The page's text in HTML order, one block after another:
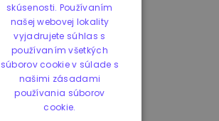
skúsenosti. Používaním
našej webovej lokality
vyjadrujete súhlas s
používaním všetkých
súborov cookie v súlade s
našimi zásadami
používania súborov
cookie.